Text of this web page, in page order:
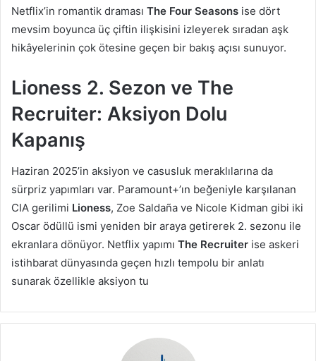
Netflix’in romantik draması The Four Seasons ise dört
mevsim boyunca üç çiftin ilişkisini izleyerek sıradan aşk
hikâyelerinin çok ötesine geçen bir bakış açısı sunuyor.
Lioness 2. Sezon ve The
Recruiter: Aksiyon Dolu
Kapanış
Haziran 2025’in aksiyon ve casusluk meraklılarına da
sürpriz yapımları var. Paramount+’ın beğeniyle karşılanan
CIA gerilimi Lioness, Zoe Saldaña ve Nicole Kidman gibi iki
Oscar ödüllü ismi yeniden bir araya getirerek 2. sezonu ile
ekranlara dönüyor. Netflix yapımı The Recruiter ise askeri
istihbarat dünyasında geçen hızlı tempolu bir anlatı
sunarak özellikle aksiyon tu